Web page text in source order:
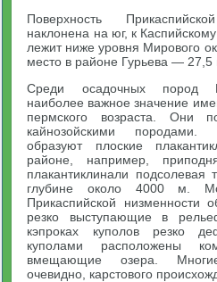
Поверхность
наклонена на юг, к
лежит ниже уровня Мирового
место в районе Гурьева — 27,5
Среди осадочных пород
наиболее важное значение
пермского возраста. Они
кайнозойскими породами.
образуют плоские
районе, например,
плакантиклинали подсолевая
глубине около 4000 м.
Прикаспийской низменности
резко выступающие в
кэпроках куполов резко
куполами расположены
вмещающие озера.
очевидно, карстового